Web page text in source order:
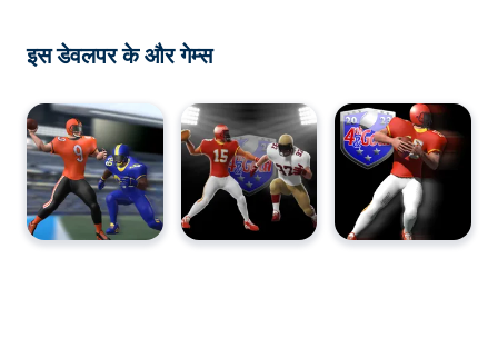
इस डेवलपर के और गेम्स